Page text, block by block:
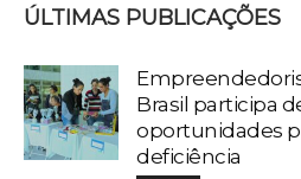
ÚLTIMAS PUBLICAÇÕES
Brasil participa
oportunidades
deficiência